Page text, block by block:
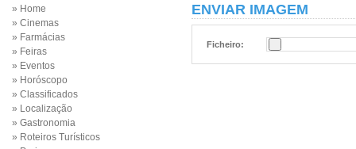
» Home
» Cinemas
» Farmácias
» Feiras
» Eventos
» Horóscopo
» Classificados
» Localização
» Gastronomia
» Roteiros Turísticos
ENVIAR IMAGEM
Ficheiro: